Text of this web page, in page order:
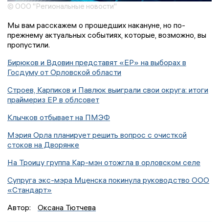
© ООО "Региональные новости"
Мы вам расскажем о прошедших накануне, но по-
прежнему актуальных событиях, которые, возможно, вы
пропустили.
Бирюков и Вдовин представят «ЕР» на выборах в
Госдуму от Орловской области
Строев, Карпиков и Павлюк выиграли свои округа: итоги
праймериз ЕР в облсовет
Клычков отбывает на ПМЭФ
Мэрия Орла планирует решить вопрос с очисткой
стоков на Дворянке
На Троицу группа Кар-мэн отожгла в орловском селе
Супруга экс-мэра Мценска покинула руководство ООО
«Стандарт»
Автор:
Оксана Тютчева